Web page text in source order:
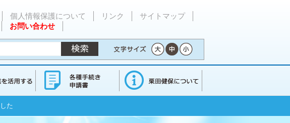
個人情報保護について リンク
サイトマップ
お問い合わせ
た